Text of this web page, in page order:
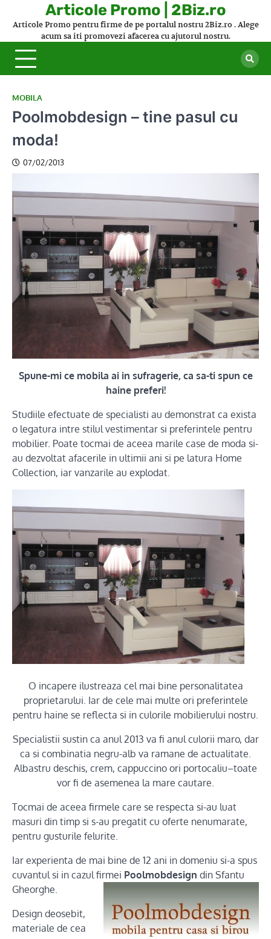
Articole Promo | 2Biz.ro
Articole Promo pentru firme de pe portalul nostru 2Biz.ro . Alege
acum sa iti promovezi afacerea cu ajutorul nostru.
MOBILA
Poolmobdesign – tine pasul cu
moda!
07/02/2013
Spune-mi ce mobila ai in sufragerie, ca sa-ti spun ce
haine preferi!
Studiile efectuate de specialisti au demonstrat ca exista
o legatura intre stilul vestimentar si preferintele pentru
mobilier. Poate tocmai de aceea marile case de moda si-
au dezvoltat afacerile in ultimii ani si pe latura Home
Collection, iar vanzarile au explodat.
O incapere ilustreaza cel mai bine personalitatea
proprietarului. Iar de cele mai multe ori preferintele
pentru haine se reflecta si in culorile mobilierului nostru.
Specialistii sustin ca anul 2013 va fi anul culorii maro, dar
ca si combinatia negru-alb va ramane de actualitate.
Albastru deschis, crem, cappuccino ori portocaliu–toate
vor fi de asemenea la mare cautare.
Tocmai de aceea firmele care se respecta si-au luat
masuri din timp si s-au pregatit cu oferte nenumarate,
pentru gusturile felurite.
Iar experienta de mai bine de 12 ani in domeniu si-a spus
cuvantul si in cazul firmei Poolmobdesign din Sfantu
Gheorghe.
Design deosebit,
materiale de cea